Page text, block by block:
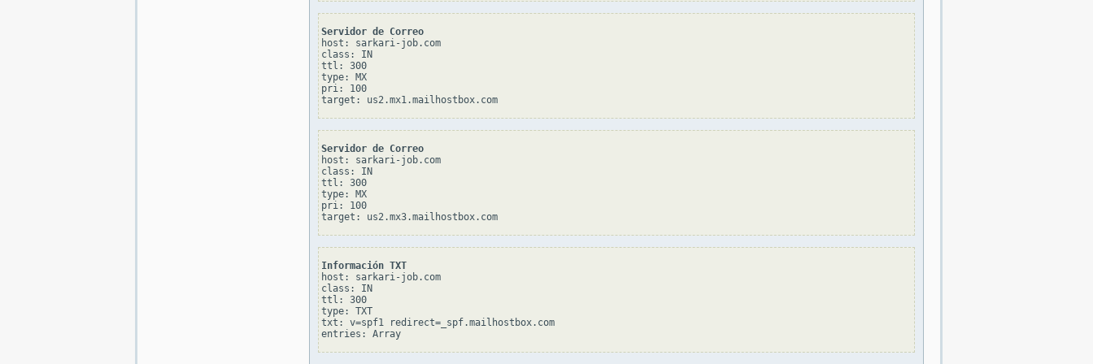
Servidor de Correo
host: sarkari-job.com
class: IN
ttl: 300
type: MX
pri: 100
target: us2.mx1.mailhostbox.com
Servidor de Correo
host: sarkari-job.com
class: IN
ttl: 300
type: MX
pri: 100
target: us2.mx3.mailhostbox.com
Información TXT
host: sarkari-job.com
class: IN
ttl: 300
type: TXT
txt: v=spf1 redirect=_spf.mailhostbox.com
entries: Array